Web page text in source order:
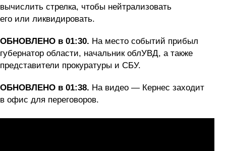
вычислить стрелка, чтобы нейтрализовать
его или ликвидировать.
ОБНОВЛЕНО в 01:30. На место событий прибыл
губернатор области, начальник облУВД, а также
представители прокуратуры и СБУ.
ОБНОВЛЕНО в 01:38. На видео — Кернес заходит
в офис для переговоров.